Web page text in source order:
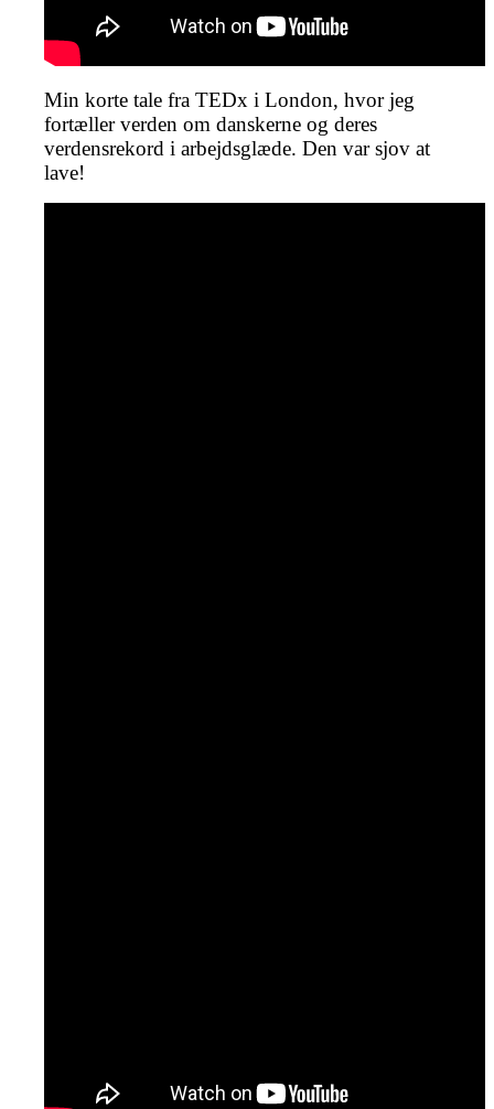
Min korte tale fra TEDx i London, hvor jeg
fortæller verden om danskerne og deres
verdensrekord i arbejdsglæde. Den var sjov at
lave!